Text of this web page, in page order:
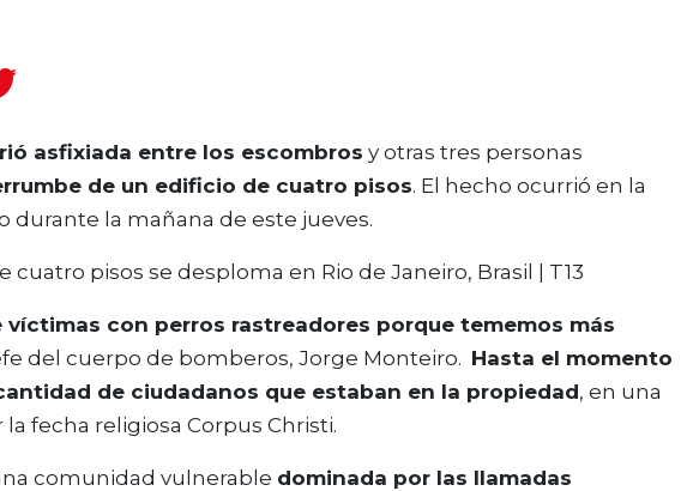
asfixiada entre los escombros y otras tres personas
de un edificio de cuatro pisos. El hecho ocurrió en la
durante la mañana de este jueves.
víctimas con perros rastreadores porque tememos más
del cuerpo de bomberos, Jorge Monteiro. Hasta el momento
de ciudadanos que estaban en la propiedad, en una
fecha religiosa Corpus Christi.
comunidad vulnerable dominada por las llamadas